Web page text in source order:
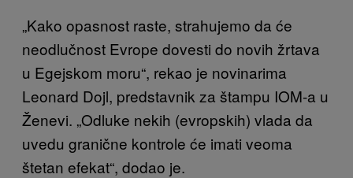
„Kako opasnost raste, strahujemo da će
neodlučnost Evrope dovesti do novih žrtava
u Egejskom moru“, rekao je novinarima
Leonard Dojl, predstavnik za štampu IOM-a u
Ženevi. „Odluke nekih (evropskih) vlada da
uvedu granične kontrole će imati veoma
štetan efekat“, dodao je.